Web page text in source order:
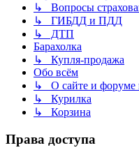
↳ Вопросы
↳ ГИБДД и ПДД
↳ ДТП
Барахолка
↳ Купля-продажа
Обо всём
↳ О сайте и форуме
↳ Курилка
↳ Корзина
Права доступа